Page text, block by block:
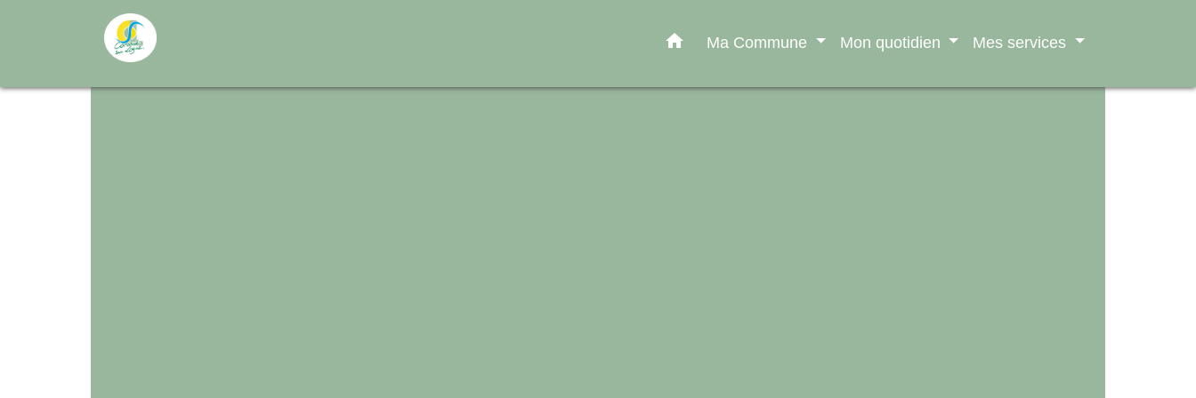
home Ma Commune Mon quotidien Mes services